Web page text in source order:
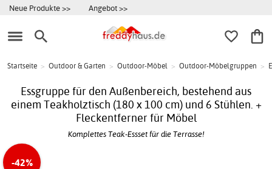
Neue Produkte >> Angebot >>
Startseite > Outdoor & Garten > Outdoor-Möbel > Outdoor-Möbelgruppen >
Essgruppe für den Außenbereich, bestehend aus
einem Teakholztisch (180 x 100 cm) und 6 Stühlen. +
Fleckentferner für Möbel
Komplettes Teak-Essset für die Terrasse!
-42%